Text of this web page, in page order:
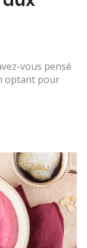
vous pensé
optant pour